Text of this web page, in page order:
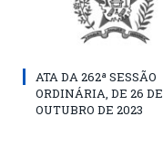
ATA DA 262ª SESSÃO
ORDINÁRIA, DE 26 DE
OUTUBRO DE 2023